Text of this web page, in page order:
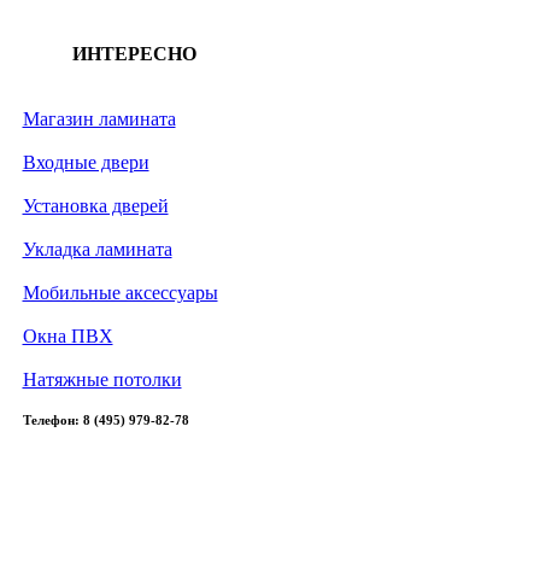
ИНТЕРЕСНО
Магазин ламината
Входные двери
Установка дверей
Укладка ламината
Мобильные аксессуары
Окна ПВХ
Натяжные потолки
Телефон: 8 (495) 979-82-78